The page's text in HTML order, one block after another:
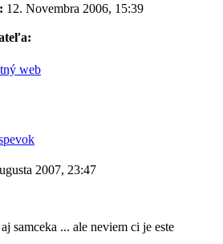
12. Novembra 2006, 15:39
web
2007, 23:47
samceka ... ale neviem ci je este